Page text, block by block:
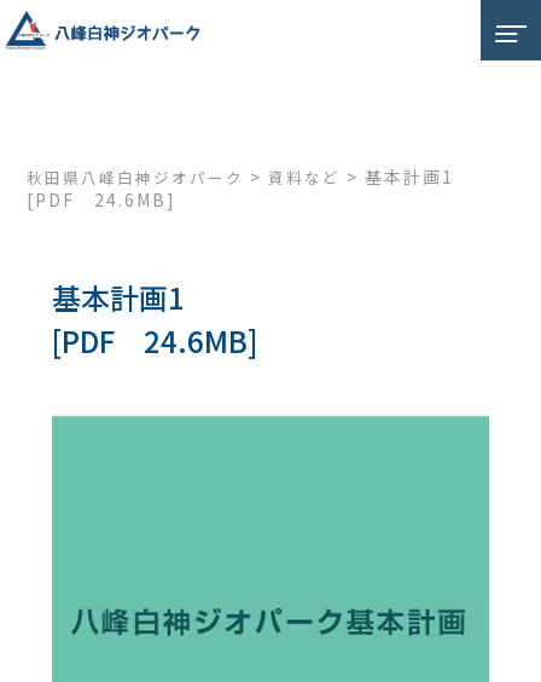
秋田県八峰白神ジオパーク >資料など >基本計画1
[PDF 24.6MB]
基本計画1
[PDF 24.6MB]